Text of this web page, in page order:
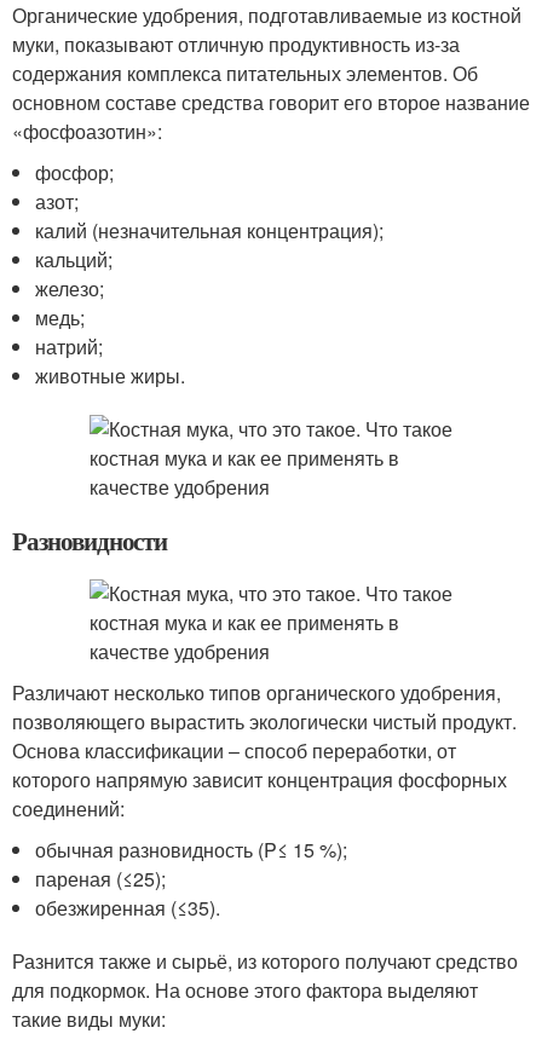
Органические удобрения, подготавливаемые из костной
муки, показывают отличную продуктивность из-за
содержания комплекса питательных элементов. Об
основном составе средства говорит его второе название
«фосфоазотин»:
фосфор;
азот;
калий (незначительная концентрация);
кальций;
железо;
медь;
натрий;
животные жиры.
Разновидности
Различают несколько типов органического удобрения,
позволяющего вырастить экологически чистый продукт.
Основа классификации – способ переработки, от
которого напрямую зависит концентрация фосфорных
соединений:
обычная разновидность (P≤ 15 %);
пареная (≤25);
обезжиренная (≤35).
Разнится также и сырьё, из которого получают средство
для подкормок. На основе этого фактора выделяют
такие виды муки: